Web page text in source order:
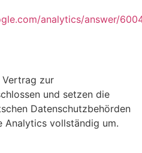
analytics/answer/
Vertrag zur
und setzen die
Datenschutzbehörden
Analytics vollständig um.